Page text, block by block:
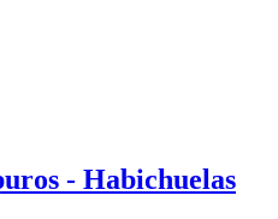
- Habichuelas